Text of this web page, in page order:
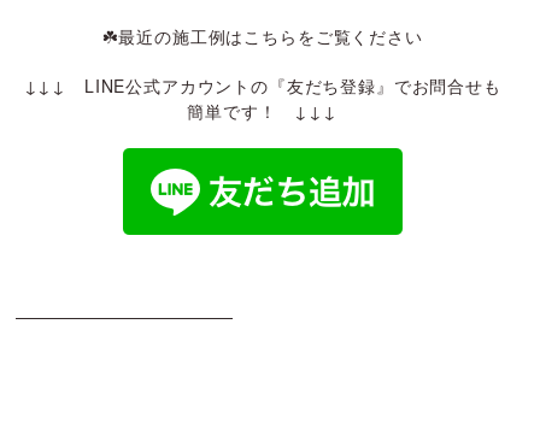
☘️最近の施工例は こちら をご覧ください
↓↓↓ LINE公式アカウントの『友だち登録』でお問合せも
簡単です！ ↓↓↓